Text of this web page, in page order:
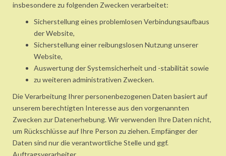
insbesondere zu folgenden Zwecken verarbeitet:
Sicherstellung eines problemlosen Verbindungsaufbaus
der Website,
Sicherstellung einer reibungslosen Nutzung unserer
Website,
Auswertung der Systemsicherheit und -stabilität sowie
zu weiteren administrativen Zwecken.
Die Verarbeitung Ihrer personenbezogenen Daten basiert auf
unserem berechtigten Interesse aus den vorgenannten
Zwecken zur Datenerhebung. Wir verwenden Ihre Daten nicht,
um Rückschlüsse auf Ihre Person zu ziehen. Empfänger der
Daten sind nur die verantwortliche Stelle und ggf.
Auftragsverarbeiter.